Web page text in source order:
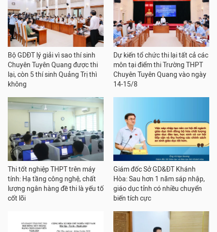
Bộ GDĐT lý giải vì sao thí sinh
Chuyên Tuyên Quang được thi
lại, còn 5 thí sinh Quảng Trị thì
không
Dự kiến tổ chức thi lại tất cả các
môn tại điểm thi Trường THPT
Chuyên Tuyên Quang vào ngày
14-15/8
Thi tốt nghiệp THPT trên máy
tính: Hạ tầng công nghệ, chất
lượng ngân hàng đề thi là yếu tố
cốt lõi
Giám đốc Sở GD&ĐT Khánh
Hòa: Sau hơn 1 năm sáp nhập,
giáo dục tỉnh có nhiều chuyển
biến tích cực